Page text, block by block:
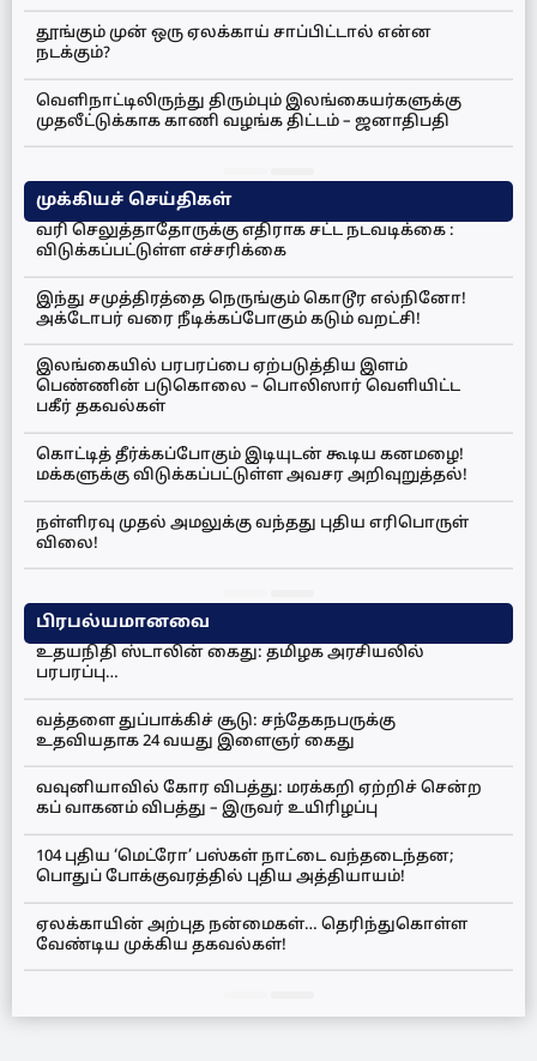
தூங்கும் முன் ஒரு ஏலக்காய் சாப்பிட்டால் என்ன
நடக்கும்?
வெளிநாட்டிலிருந்து திரும்பும் இலங்கையர்களுக்கு
முதலீட்டுக்காக காணி வழங்க திட்டம் – ஜனாதிபதி
முக்கியச் செய்திகள்
வரி செலுத்தாதோருக்கு எதிராக சட்ட நடவடிக்கை :
விடுக்கப்பட்டுள்ள எச்சரிக்கை
இந்து சமுத்திரத்தை நெருங்கும் கொடூர எல்நினோ!
அக்டோபர் வரை நீடிக்கப்போகும் கடும் வறட்சி!
இலங்கையில் பரபரப்பை ஏற்படுத்திய இளம்
பெண்ணின் படுகொலை – பொலிஸார் வெளியிட்ட
பகீர் தகவல்கள்
கொட்டித் தீர்க்கப்போகும் இடியுடன் கூடிய கனமழை!
மக்களுக்கு விடுக்கப்பட்டுள்ள அவசர அறிவுறுத்தல்!
நள்ளிரவு முதல் அமலுக்கு வந்தது புதிய எரிபொருள்
விலை!
பிரபல்யமானவை
உதயநிதி ஸ்டாலின் கைது: தமிழக அரசியலில்
பரபரப்பு…
வத்தளை துப்பாக்கிச் சூடு: சந்தேகநபருக்கு
உதவியதாக 24 வயது இளைஞர் கைது
வவுனியாவில் கோர விபத்து: மரக்கறி ஏற்றிச் சென்ற
கப் வாகனம் விபத்து – இருவர் உயிரிழப்பு
104 புதிய ‘மெட்ரோ’ பஸ்கள் நாட்டை வந்தடைந்தன;
பொதுப் போக்குவரத்தில் புதிய அத்தியாயம்!
ஏலக்காயின் அற்புத நன்மைகள்… தெரிந்துகொள்ள
வேண்டிய முக்கிய தகவல்கள்!